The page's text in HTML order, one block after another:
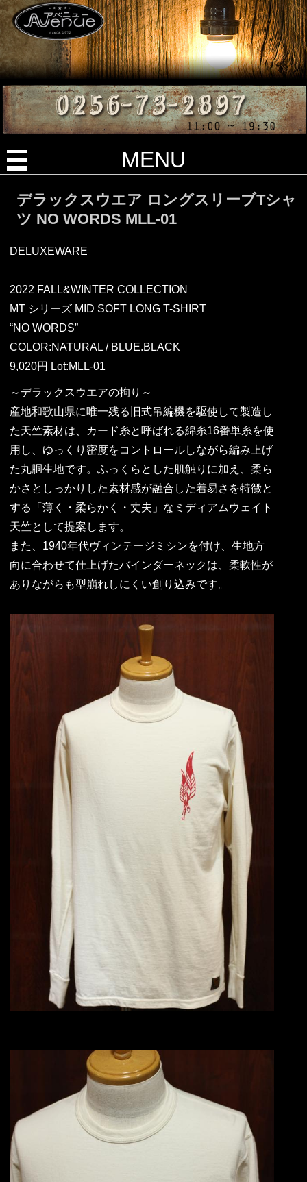
MENU
デラックスウエア ロングスリーブTシャ
ツ NO WORDS MLL-01
DELUXEWARE
2022 FALL&WINTER COLLECTION
MT シリーズ MID SOFT LONG T-SHIRT
“NO WORDS”
COLOR:NATURAL / BLUE.BLACK
9,020円 Lot:MLL-01
～デラックスウエアの拘り～
産地和歌山県に唯一残る旧式吊編機を駆使して製造し
た天竺素材は、カード糸と呼ばれる綿糸16番単糸を使
用し、ゆっくり密度をコントロールしながら編み上げ
た丸胴生地です。ふっくらとした肌触りに加え、柔ら
かさとしっかりした素材感が融合した着易さを特徴と
する「薄く・柔らかく・丈夫」なミディアムウェイト
天竺として提案します。
また、1940年代ヴィンテージミシンを付け、生地方
向に合わせて仕上げたバインダーネックは、柔軟性が
ありながらも型崩れしにくい創り込みです。